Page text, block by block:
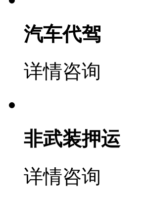
汽车代驾
详情咨询
非武装押运
详情咨询